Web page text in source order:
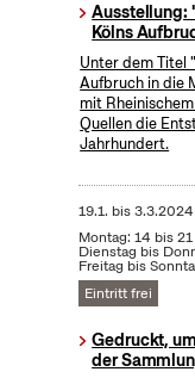
Ausstellung:
Kölns
Unter dem Titel
Aufbruch in die
mit
Quellen die
Jahrhundert.
19.1. bis3.3.2024
Montag: 14 bis 21
Dienstag bis
Freitag bis
Eintritt frei
Gedruckt,
der